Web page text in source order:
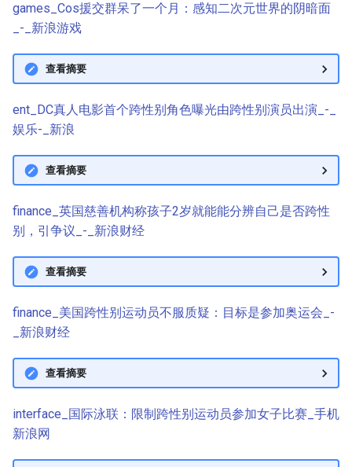
games_Cos援交群呆了一个月：感知二次元世界的阴暗面
_-_新浪游戏
查看摘要
ent_DC真人电影首个跨性别角色曝光由跨性别演员出演_-_
娱乐-_新浪
查看摘要
finance_英国慈善机构称孩子2岁就能能分辨自己是否跨性
别，引争议_-_新浪财经
查看摘要
finance_美国跨性别运动员不服质疑：目标是参加奥运会_-
_新浪财经
查看摘要
interface_国际泳联：限制跨性别运动员参加女子比赛_手机
新浪网